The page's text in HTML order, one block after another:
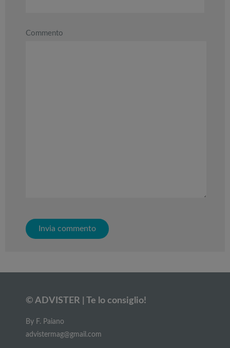
Commento
© ADVISTER | Te lo consiglio!
By F. Paiano
advistermag@gmail.com